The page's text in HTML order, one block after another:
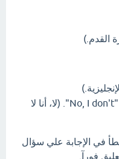
إذا كانت الإجابة "لا"، فإنك تستخدم "No, I don't". (لا، أنا لا
في الإجابة علي سؤال